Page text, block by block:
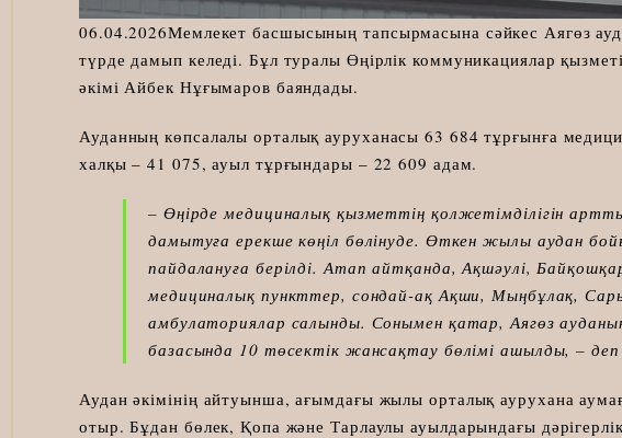
06.04.2026Мемлекет басшысының тапсырмасына сәйкес Аягөз
түрде дамып келеді. Бұл туралы Өңірлік коммуникациялар
әкімі Айбек Нұғымаров баяндады.
Ауданның көпсалалы орталық ауруханасы 63 684 тұрғынға
халқы – 41 075, ауыл тұрғындары – 22 609 адам.
– Өңірде медициналық қызметтің қолжетімділігін
дамытуға ерекше көңіл бөлінуде. Өткен жылы аудан
пайдалануға берілді. Атап айтқанда, Ақшәулі,
медициналық пункттер, сондай-ақ Ақши, Мыңбұлақ,
амбулаториялар салынды. Сонымен қатар, Аягөз
базасында 10 төсектік жансақтау бөлімі ашылды, –
Аудан әкімінің айтуынша, ағымдағы жылы орталық аурухана
отыр. Бұдан бөлек, Қопа және Тарлаулы ауылдарындағы